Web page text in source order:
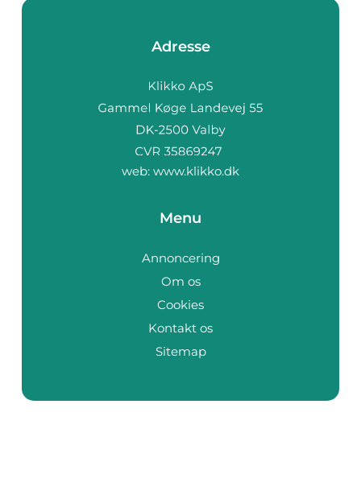
Adresse
web: www.klikko.dk
Menu
Annoncering
Om os
Cookies
Kontakt os
Sitemap